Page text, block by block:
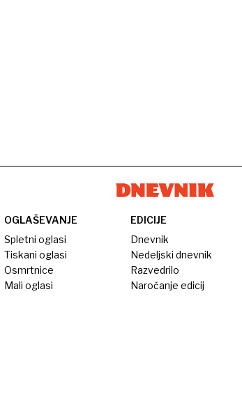
OGLAŠEVANJE
Spletni oglasi
Tiskani oglasi
Osmrtnice
Mali oglasi
EDICIJE
Dnevnik
Nedeljski dnevnik
Razvedrilo
Naročanje edicij